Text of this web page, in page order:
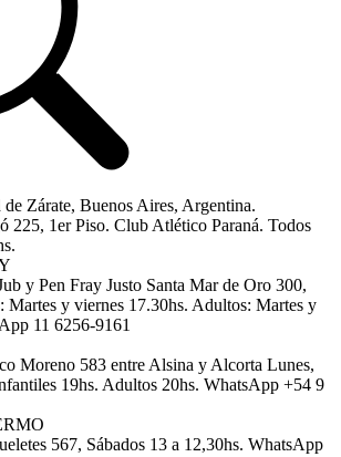
de Zárate, Buenos Aires, Argentina.
225, 1er Piso. Club Atlético Paraná. Todos
y Pen Fray Justo Santa Mar de Oro 300,
Martes y viernes 17.30hs. Adultos: Martes y
11 6256-9161
Moreno 583 entre Alsina y Alcorta Lunes,
19hs. Adultos 20hs. WhatsApp +54 9
567, Sábados 13 a 12,30hs. WhatsApp